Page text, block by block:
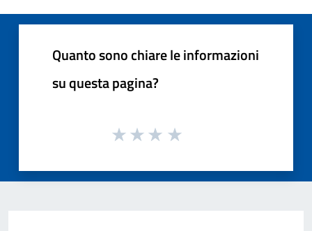
Quanto sono chiare le informazioni
su questa pagina?